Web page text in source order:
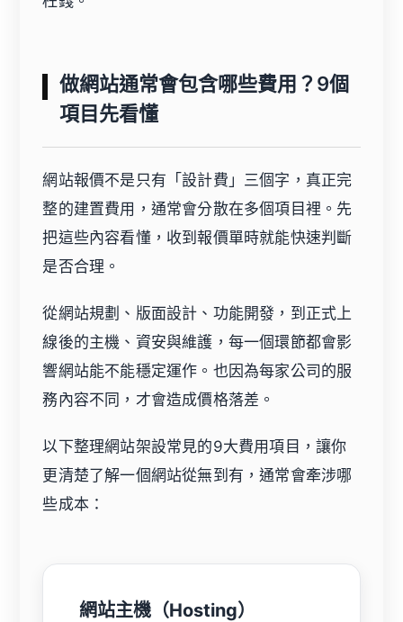
做網站通常會包含哪些費用？9個
項目先看懂
網站報價不是只有「設計費」三個字，真正完
整的建置費用，通常會分散在多個項目裡。先
把這些內容看懂，收到報價單時就能快速判斷
是否合理。
從網站規劃、版面設計、功能開發，到正式上
線後的主機、資安與維護，每一個環節都會影
響網站能不能穩定運作。也因為每家公司的服
務內容不同，才會造成價格落差。
以下整理網站架設常見的9大費用項目，讓你
更清楚了解一個網站從無到有，通常會牽涉哪
些成本：
網站主機（Hosting）